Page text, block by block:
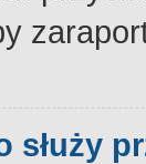
służy